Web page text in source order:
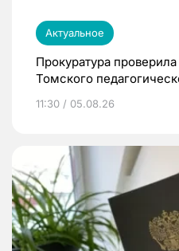
Актуальное
Прокуратура
Томского
11:30 / 05.08.26